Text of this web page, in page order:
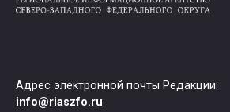
Адрес электронной почты Редакции:
info@riaszfo.ru